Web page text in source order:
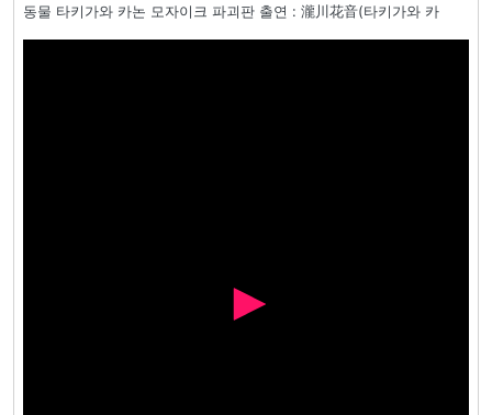
동물 타키가와 카논 모자이크 파괴판 출연 : 瀧川花音(타키가와 카